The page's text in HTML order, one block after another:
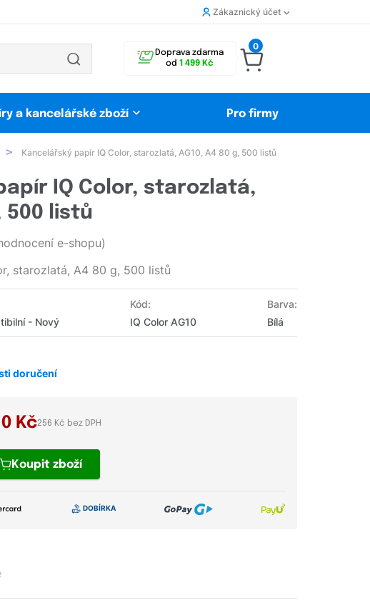
Zákaznický účet
Doprava zdarma
od 1 499 Kč
0
a kancelářské zboží Pro firmy
Kancelářský papír IQ Color, starozlatá, AG10, A4 80 g, 500 listů
IQ Color, starozlatá,
500 listů
e-shopu)
starozlatá, A4 80 g, 500 listů
- Nový
Kód:
IQ Color AG10
Barva:
Bílá
doručení
Kč256 Kč bez DPH
Koupitzboží